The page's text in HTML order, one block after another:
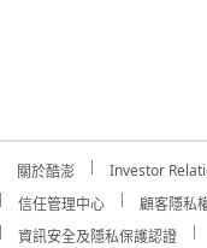
關於酷澎 Investor
信任管理中心
顧客隱私
資訊安全及隱私保護認證